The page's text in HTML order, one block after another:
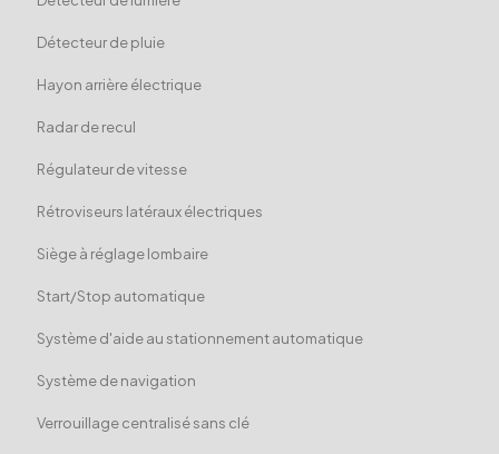
Détecteur de pluie
Hayon arrière électrique
Radar de recul
Régulateur de vitesse
Rétroviseurs latéraux électriques
Siège à réglage lombaire
Start/Stop automatique
Système d'aide au stationnement automatique
Système de navigation
Verrouillage centralisé sans clé